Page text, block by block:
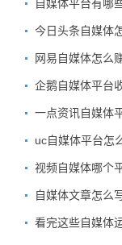
自媒体平台有哪
今日头条自媒体
网易自媒体怎么
企鹅自媒体平台
一点资讯自媒体
uc自媒体平台怎
视频自媒体哪个
自媒体文章怎么
看完这些自媒体